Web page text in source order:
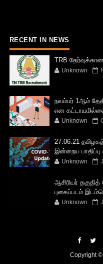
RECENT IN NEWS
TRB தேர்வுக்கான
Unknown
நவம்பர் 1ஆம்
என
Unknown
27.06.21
இன்றைய
Unknown
ஆசிரியர்
புகைப்படம்
Unknown
Copyright ©